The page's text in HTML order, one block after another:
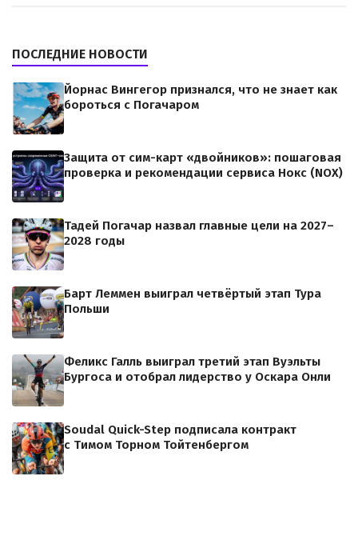
ПОСЛЕДНИЕ НОВОСТИ
Йорнас Вингегор признался, что не знает как
бороться с Погачаром
Защита от сим-карт «двойников»: пошаговая
проверка и рекомендации сервиса Нокс (NOX)
Тадей Погачар назвал главные цели на 2027–
2028 годы
Барт Леммен выиграл четвёртый этап Тура
Польши
Феликс Галль выиграл третий этап Вуэльты
Бургоса и отобрал лидерство у Оскара Онли
Soudal Quick-Step подписала контракт
с Тимом Торном Тойтенбергом